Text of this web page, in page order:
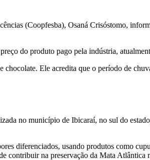
(Coopfesba), Osaná Crisóstomo,
do produto pago pela indústria,
Ele acredita que o período de
no município de Ibicaraí, no sul do
diferenciados, usando produtos como
contribuir na preservação da Mata Atlântica